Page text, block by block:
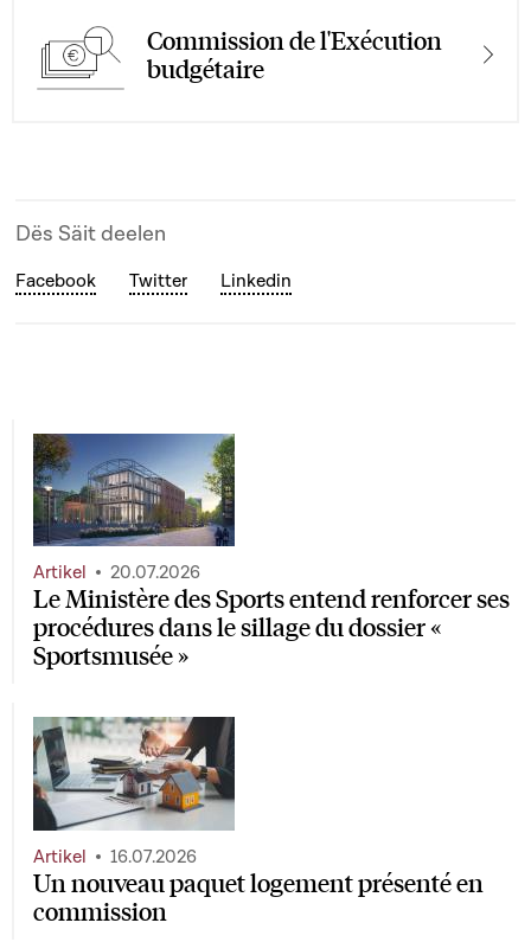
Commission de l'Exécution
budgétaire
Dës Säit deelen
Facebook Twitter Linkedin
Le Ministère des Sports entend renforcer ses
procédures dans le sillage du dossier «
Sportsmusée »
Artikel 20.07.2026
Un nouveau paquet logement présenté en
commission
Artikel 16.07.2026